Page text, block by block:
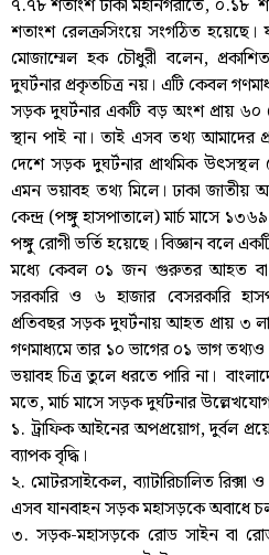
৭.৭৮ শতাংশ ঢাকা মহানগরীতে, ০.১৮
শতাংশ রেলক্রসিংয়ে সংগঠিত হয়েছে।
মোজাম্মেল হক চৌধুরী বলেন,
দুঘর্টনার প্রকৃতচিত্র নয়। এটি কেবল
সড়ক দুঘর্টনার একটি বড় অংশ প্রায় ৬০
স্থান পাই না। তাই এসব তথ্য আমাদের
দেশে সড়ক দুঘর্টনার প্রাথমিক
এমন ভয়াবহ তথ্য মিলে। ঢাকা জাতীয়
কেন্দ্র (পঙ্গু হাসপাতালে) মার্চ মাসে
পঙ্গু রোগী ভর্তি হয়েছে। বিজ্ঞান বলে
মধ্যে কেবল ০১ জন গুরুতর আহত বা
সরকারি ও ৬ হাজার বেসরকারি
প্রতিবছর সড়ক দুঘর্টনায় আহত প্রায় ৩
গণমাধ্যমে তার ১০ ভাগের ০১ ভাগ
ভয়াবহ চিত্র তুলে ধরতে পারি না।
মতে, মার্চ মাসে সড়ক দুর্ঘটনার
১. ট্রাফিক আইনের অপপ্রয়োগ, দুর্বল
ব্যাপক বৃদ্ধি।
২. মোটরসাইকেল, ব্যাটারিচালিত
এসব যানবাহন সড়ক মহাসড়কে অবাধে
৩. সড়ক-মহাসড়কে রোড সাইন বা রোড